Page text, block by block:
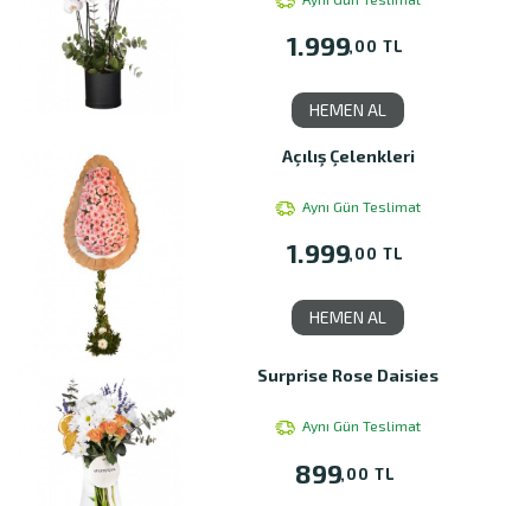
1.999,00 TL
HEMEN AL
Açılış Çelenkleri
Aynı Gün Teslimat
1.999,00 TL
HEMEN AL
Surprise Rose Daisies
Aynı Gün Teslimat
899,00 TL